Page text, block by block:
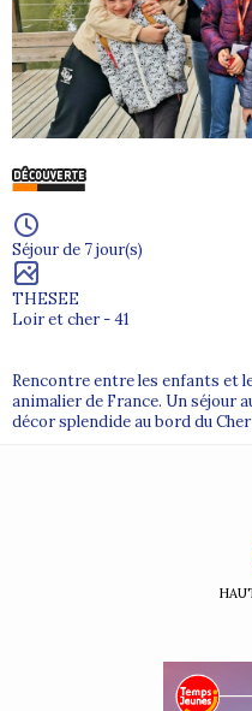
Séjour de 7 jour(s)
THESEE
Loir et cher - 41
Rencontre entre les enfants et
animalier de France. Un séjour
décor splendide au bord du Cher